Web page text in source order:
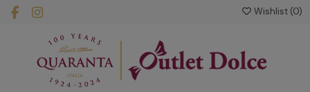
Wishlist (0)